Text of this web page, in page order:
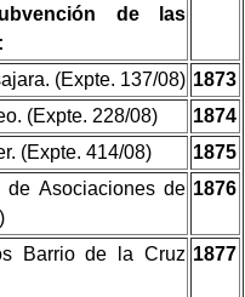
de las
(Expte. 137/08) 1873
(Expte. 228/08)
1874
(Expte. 414/08)
1875
de Asociaciones de 1876
Barrio de la Cruz 1877